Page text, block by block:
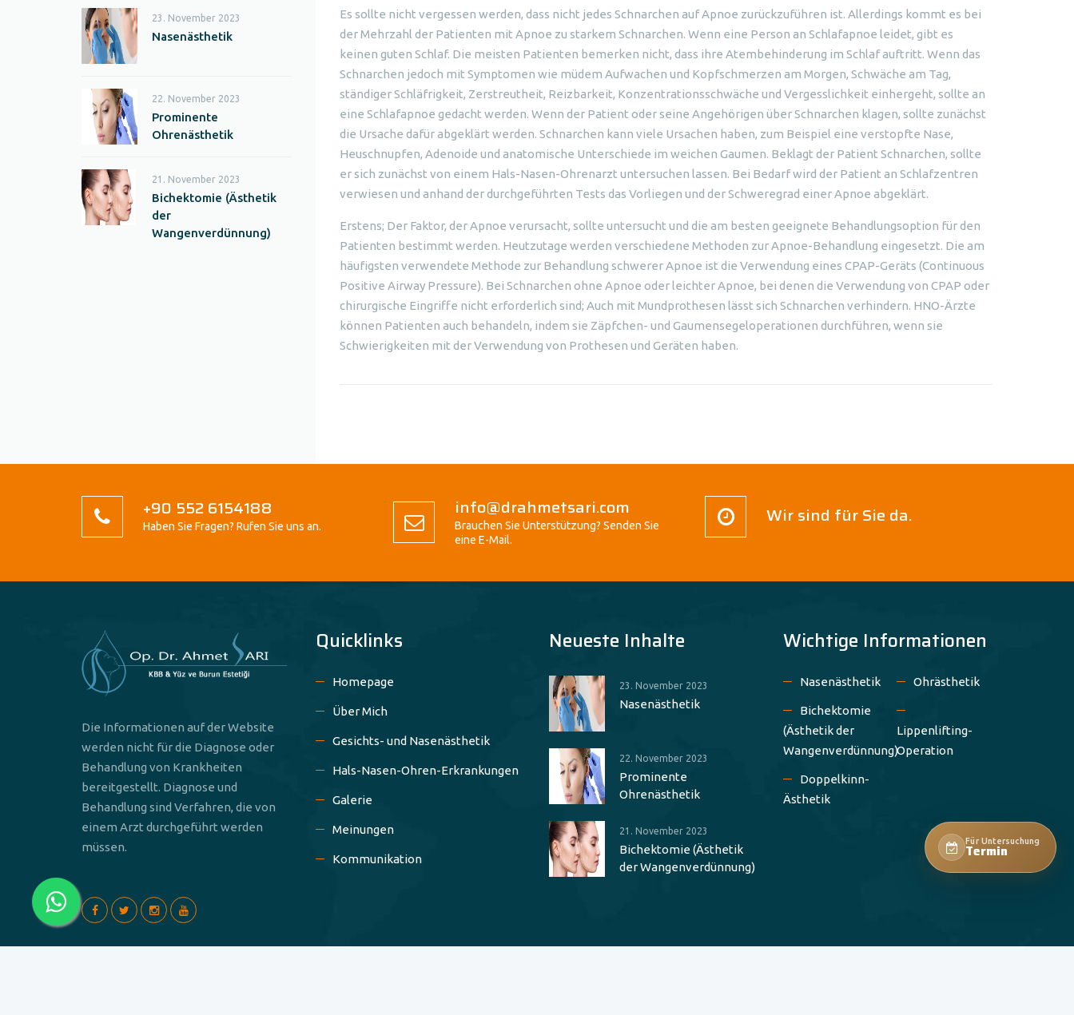
23. November 2023
Nasenästhetik
22. November 2023
Prominente
Ohrenästhetik
21. November 2023
Bichektomie (Ästhetik
der
Wangenverdünnung)
Es sollte nicht vergessen werden, dass nicht jedes Schnarchen auf Apnoe zurückzuführen ist. Allerdings kommt es bei
der Mehrzahl der Patienten mit Apnoe zu starkem Schnarchen. Wenn eine Person an Schlafapnoe leidet, gibt es
keinen guten Schlaf. Die meisten Patienten bemerken nicht, dass ihre Atembehinderung im Schlaf auftritt. Wenn das
Schnarchen jedoch mit Symptomen wie müdem Aufwachen und Kopfschmerzen am Morgen, Schwäche am Tag,
ständiger Schläfrigkeit, Zerstreutheit, Reizbarkeit, Konzentrationsschwäche und Vergesslichkeit einhergeht, sollte an
eine Schlafapnoe gedacht werden. Wenn der Patient oder seine Angehörigen über Schnarchen klagen, sollte zunächst
die Ursache dafür abgeklärt werden. Schnarchen kann viele Ursachen haben, zum Beispiel eine verstopfte Nase,
Heuschnupfen, Adenoide und anatomische Unterschiede im weichen Gaumen. Beklagt der Patient Schnarchen, sollte
er sich zunächst von einem Hals-Nasen-Ohrenarzt untersuchen lassen. Bei Bedarf wird der Patient an Schlafzentren
verwiesen und anhand der durchgeführten Tests das Vorliegen und der Schweregrad einer Apnoe abgeklärt.
Erstens; Der Faktor, der Apnoe verursacht, sollte untersucht und die am besten geeignete Behandlungsoption für den
Patienten bestimmt werden. Heutzutage werden verschiedene Methoden zur Apnoe-Behandlung eingesetzt. Die am
häufigsten verwendete Methode zur Behandlung schwerer Apnoe ist die Verwendung eines CPAP-Geräts (Continuous
Positive Airway Pressure). Bei Schnarchen ohne Apnoe oder leichter Apnoe, bei denen die Verwendung von CPAP oder
chirurgische Eingriffe nicht erforderlich sind; Auch mit Mundprothesen lässt sich Schnarchen verhindern. HNO-Ärzte
können Patienten auch behandeln, indem sie Zäpfchen- und Gaumensegeloperationen durchführen, wenn sie
Schwierigkeiten mit der Verwendung von Prothesen und Geräten haben.
+90 552 6154188
Haben Sie Fragen? Rufen Sie uns an.
info@drahmetsari.com
Brauchen Sie Unterstützung? Senden Sie
eine E-Mail.
Wir sind für Sie da.
Die Informationen auf der Website
werden nicht für die Diagnose oder
Behandlung von Krankheiten
bereitgestellt. Diagnose und
Behandlung sind Verfahren, die von
einem Arzt durchgeführt werden
müssen.
Quicklinks
Homepage
Über Mich
Gesichts- und Nasenästhetik
Hals-Nasen-Ohren-Erkrankungen
Galerie
Meinungen
Kommunikation
Neueste Inhalte
23. November 2023
Nasenästhetik
22. November 2023
Prominente
Ohrenästhetik
21. November 2023
Bichektomie (Ästhetik
der Wangenverdünnung)
Wichtige Informationen
Nasenästhetik Ohrästhetik
Bichektomie
(Ästhetik der
Wangenverdünnung)
Lippenlifting-
Operation
Doppelkinn-
Ästhetik
Für Untersuchung
Termin